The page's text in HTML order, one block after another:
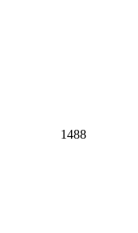
1488